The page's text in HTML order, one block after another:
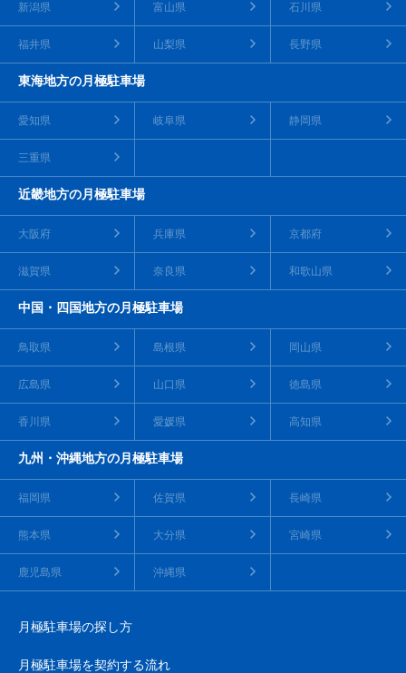
新潟県 富山県 石川県
福井県 山梨県 長野県
東海地方の月極駐車場
愛知県 岐阜県 静岡県
三重県
近畿地方の月極駐車場
大阪府 兵庫県 京都府
滋賀県 奈良県 和歌山県
中国・四国地方の月極駐車場
鳥取県 島根県 岡山県
広島県 山口県 徳島県
香川県 愛媛県 高知県
九州・沖縄地方の月極駐車場
福岡県 佐賀県 長崎県
熊本県 大分県 宮崎県
鹿児島県 沖縄県
月極駐車場の探し方
月極駐車場を契約する流れ